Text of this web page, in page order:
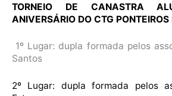
TORNEIO DE CANASTRA
ANIVERSÁRIO DO CTG PONTEIROS
1º Lugar: dupla formada pelos
Santos
2º Lugar: dupla formada pelos